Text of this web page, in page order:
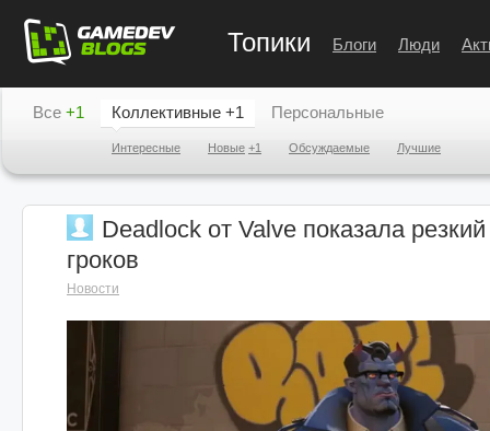
Топики Блоги Люди
Все +1 Коллективные +1
Интересные Новые +1 Обсуждаемые Лучшие
Персональные
Deadlock от Valve показала
гроков
Новости